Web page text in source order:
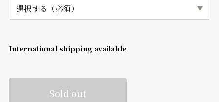
International shipping available
Sold out